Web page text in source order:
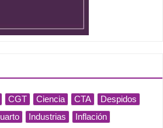
CGT Ciencia CTA
Despidos
Industrias
Inflación